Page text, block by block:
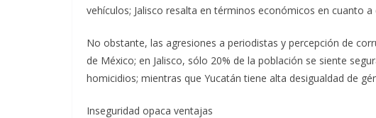
vehículos; Jalisco resalta en términos económicos en cuanto
No obstante, las agresiones a periodistas y percepción de
de México; en Jalisco, sólo 20% de la población se siente
homicidios; mientras que Yucatán tiene alta desigualdad de
Inseguridad opaca ventajas